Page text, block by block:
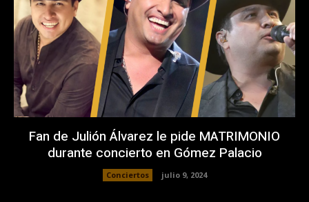
Fan de Julión Álvarez le pide MATRIMONIO
durante concierto en Gómez Palacio
Conciertos julio 9, 2024